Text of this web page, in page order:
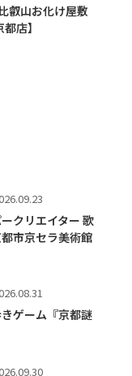
叡山お化け屋敷
店】
クリエイター 歌
市京セラ美術館
ゲーム『京都謎